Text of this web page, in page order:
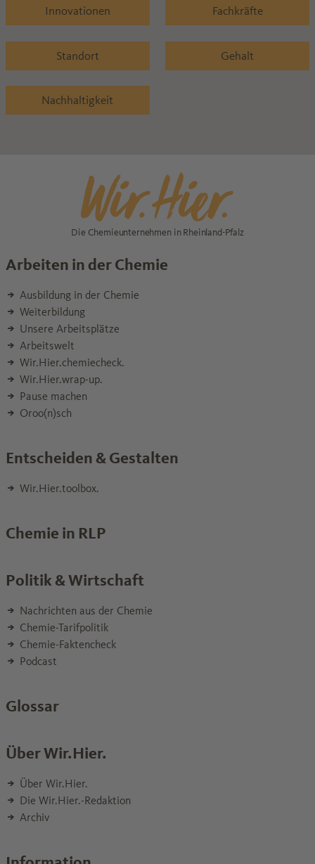
Innovationen Fachkräfte
Standort Gehalt
Nachhaltigkeit
Die Chemieunternehmen in Rheinland-Pfalz
Arbeiten in der Chemie
Ausbildung in der Chemie
Weiterbildung
Unsere Arbeitsplätze
Arbeitswelt
Wir.Hier.chemiecheck.
Wir.Hier.wrap-up.
Pause machen
Oroo(n)sch
Entscheiden & Gestalten
Wir.Hier.toolbox.
Chemie in RLP
Politik & Wirtschaft
Nachrichten aus der Chemie
Chemie-Tarifpolitik
Chemie-Faktencheck
Podcast
Glossar
Über Wir.Hier.
Über Wir.Hier.
Die Wir.Hier.-Redaktion
Archiv